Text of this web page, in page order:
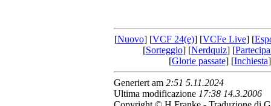
[Nuovo] [VCF 24(e)] [VCFe Live] [
[Sorteggio] [Nerdquiz] [
[Glorie passate] [Inchiesta
Generiert am 2:51 5.11.2024
Ultima modificazione 17:38 14.3.2006